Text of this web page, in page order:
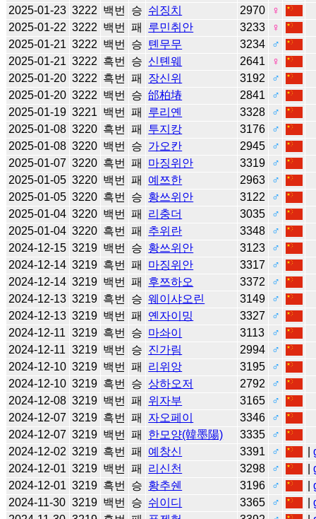
2025-01-23 3222 백번 승 쉬징치 2970
♀
2025-01-22 3222 백번 패 루민취안 3233
♀
2025-01-21 3222 백번 승 톈무무 3234
♂
2025-01-21 3222 흑번 승 신톈웨 2641
♀
2025-01-20 3222 흑번 패 장신위 3192
♂
2025-01-20 3222 백번 승 邰柏堾 2841
♂
2025-01-19 3221 백번 패 루리옌 3328
♂
2025-01-08 3220 흑번 패 투지캉 3176
♂
2025-01-08 3220 백번 승 가오칸 2945
♂
2025-01-07 3220 흑번 패 마징위안 3319
♂
2025-01-05 3220 백번 패 예쯔한 2963
♂
2025-01-05 3220 흑번 승 황쓰위안 3122
♂
2025-01-04 3220 백번 패 리충더 3035
♂
2025-01-04 3220 흑번 패 추위란 3348
♂
2024-12-15 3219 백번 승 황쓰위안 3123
♂
2024-12-14 3219 흑번 패 마징위안 3317
♂
2024-12-14 3219 백번 패 후쯔하오 3372
♂
2024-12-13 3219 흑번 승 웨이샤오린 3149
♂
2024-12-13 3219 백번 패 옌자이밍 3327
♂
2024-12-11 3219 흑번 승 마솨이 3113
♂
2024-12-11 3219 백번 승 진가림 2994
♂
2024-12-10 3219 백번 패 리위앙 3195
♂
2024-12-10 3219 흑번 승 상하오저 2792
♂
2024-12-08 3219 백번 패 위자부 3165
♂
2024-12-07 3219 흑번 패 자오페이 3346
♂
2024-12-07 3219 백번 패 한모양(韓墨陽) 3335
♂
2024-12-02 3219 흑번 패 예창신 3391 ♂ |
2024-12-01 3219 백번 패 리신천 3298 ♂ |
2024-12-01 3219 흑번 승 황추쉔 3196 ♂ |
2024-11-30 3219 백번 승 쉬이디 3365 ♂ |